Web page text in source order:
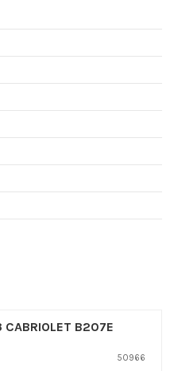
B207E
50966